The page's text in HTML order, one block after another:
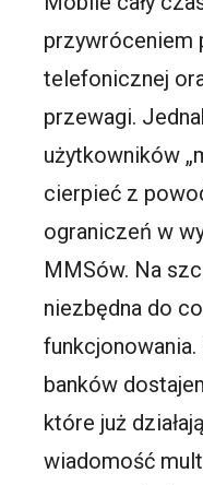
przywróceniem
telefonicznej
przewagi.
użytkowników
cierpieć z
ograniczeń w
MMSów. Na
niezbędna do
banków
które już
wiadomość